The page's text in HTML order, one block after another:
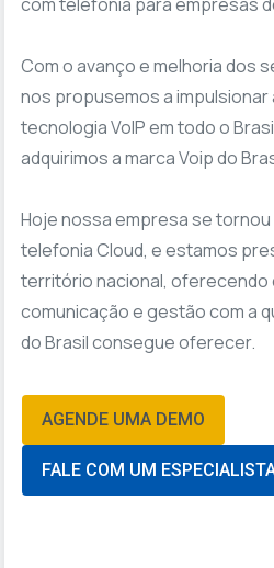
Com o avanço e melhoria dos
nos propusemos a impulsionar
tecnologia VoIP em todo o
adquirimos a marca Voip do
Hoje nossa empresa se
telefonia Cloud, e estamos
território nacional, oferecendo
comunicação e gestão com a
do Brasil consegue oferecer.
AGENDE UMA DEMO
FALE COM UM